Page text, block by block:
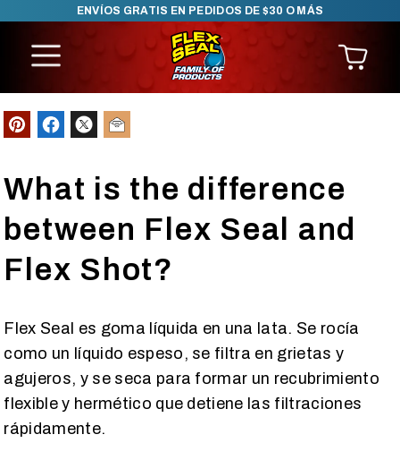
SKIP TO CONTENT
ENVÍOS GRATIS EN PEDIDOS DE $30 O MÁS
What is the difference
between Flex Seal and
Flex Shot?
Flex Seal es goma líquida en una lata. Se rocía
como un líquido espeso, se filtra en grietas y
agujeros, y se seca para formar un recubrimiento
flexible y hermético que detiene las filtraciones
rápidamente.